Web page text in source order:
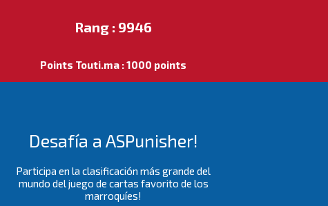
Rang : 9946
Points Touti.ma : 1000 points
Desafía a ASPunisher!
Participa en la clasificación más grande del
mundo del juego de cartas favorito de los
marroquíes!